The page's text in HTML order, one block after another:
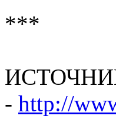
***
- http://